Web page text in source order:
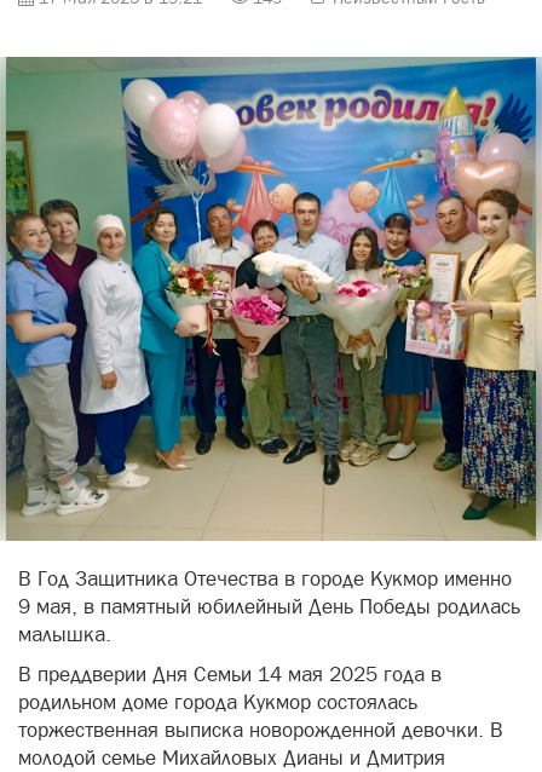
В Год Защитника Отечества в городе Кукмор именно
9 мая, в памятный юбилейный День Победы родилась
малышка.
В преддверии Дня Семьи 14 мая 2025 года в
родильном доме города Кукмор состоялась
торжественная выписка новорожденной девочки. В
молодой семье Михайловых Дианы и Дмитрия